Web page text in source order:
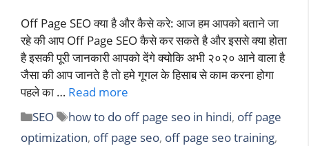
Off Page SEO क्या है और कैसे करे: आज हम आपको बताने जा
रहे की आप Off Page SEO कैसे कर सकते है और इससे क्या होता
है इसकी पूरी जानकारी आपको देंगे क्योकि अभी २०२० आने वाला है
जैसा की आप जानते है तो हमे गूगल के हिसाब से काम करना होगा
पहले का … Read more
Categories
SEO Tags
how to do off page seo in hindi, off page
optimization, off page seo, off page seo training,